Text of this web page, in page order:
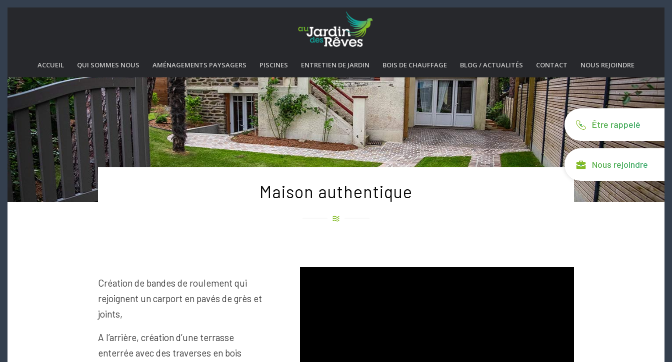
Être rappelé
Nous rejoindre
ACCUEIL QUI SOMMES NOUS AMÉNAGEMENTS PAYSAGERS PISCINES ENTRETIEN DE JARDIN BOIS DE CHAUFFAGE BLOG / ACTUALITÉS CONTACT NOUS REJOINDRE
Maison authentique
Création de bandes de roulement qui
rejoignent un carport en pavés de grès et
joints,
A l’arrière, création d’une terrasse
enterrée avec des traverses en bois